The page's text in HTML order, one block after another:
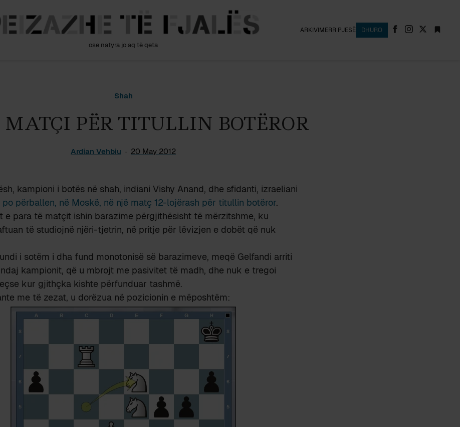
ose natyra jo aq të qeta
ARKIVIMERR PJESË DHURO
Shah
PËR TITULLIN BOTËROR
Ardian Vehbiu 20 May 2012
kampioni i botës në shah, indiani Vishy Anand, dhe sfidanti, izraeliani
po përballen, në Moskë, në një matç 12-lojërash për titullin botëror.
e para të matçit ishin barazime përgjithësisht të mërzitshme, ku
të studiojnë njëri-tjetrin, në pritje për lëvizjen e dobët që nuk
i sotëm i dha fund monotonisë së barazimeve, meqë Gelfandi arriti
kampionit, që u mbrojt me pasivitet të madh, dhe nuk e tregoi
kur gjithçka kishte përfunduar tashmë.
me të zezat, u dorëzua në pozicionin e mëposhtëm: